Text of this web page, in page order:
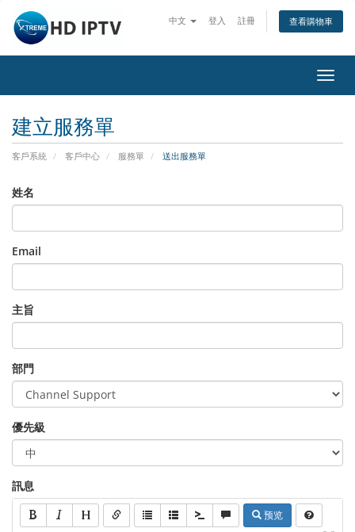
中文 登入 註冊 查看購物車
切
換
建立服務單
客戶系統 客戶中心 服務單 送出服務單
姓名
Email
主旨
部門
優先級
訊息
预览